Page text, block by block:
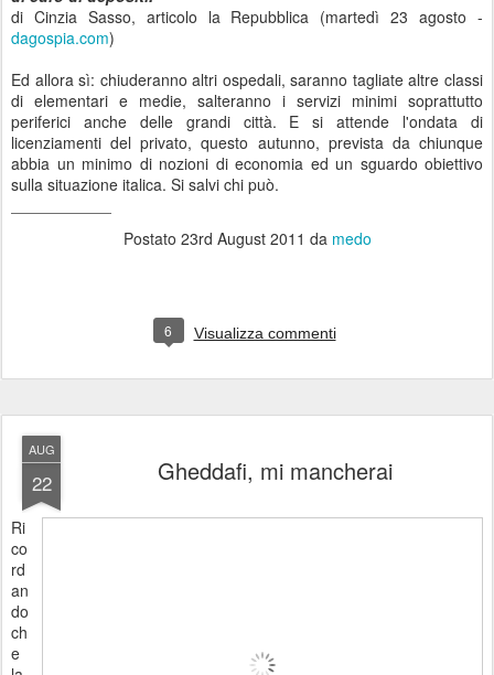
di Cinzia Sasso, articolo la Repubblica (martedì 23 agosto -
dagospia.com)
Ed allora sì: chiuderanno altri ospedali, saranno tagliate altre classi
di elementari e medie, salteranno i servizi minimi soprattutto
periferici anche delle grandi città. E si attende l'ondata di
licenziamenti del privato, questo autunno, prevista da chiunque
abbia un minimo di nozioni di economia ed un sguardo obiettivo
sulla situazione italica. Si salvi chi può.
Postato 23rd August 2011 da medo
6 Visualizza commenti
AUG
22 Gheddafi, mi mancherai
Ri
co
rd
an
do
ch
e